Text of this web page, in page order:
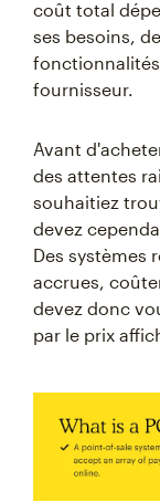
coût total
ses besoins,
fournisseur.
Avant
des attentes
souhaitiez
devez
Des systèmes
accrues,
devez donc
par le prix